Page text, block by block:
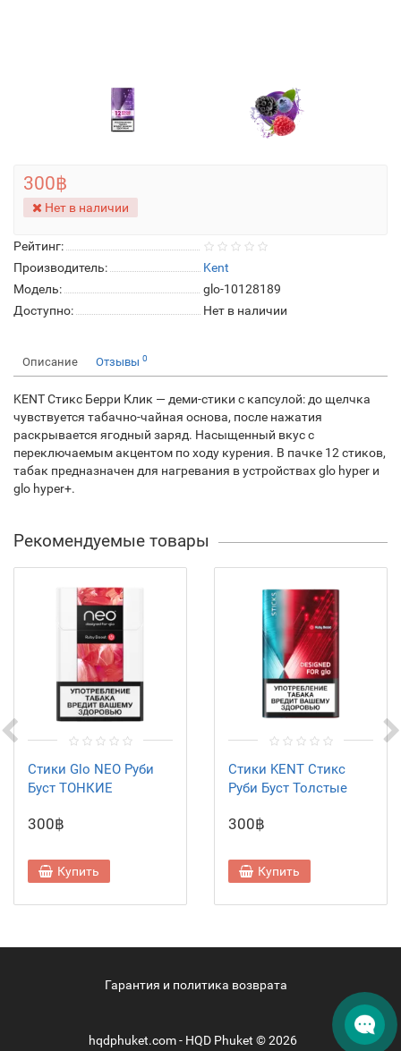
Рейтинг:
Производитель:
Kent
Модель:
glo-10128189
Доступно:
Нет в наличии
300฿
Нет в наличии
Описание Отзывы 0
KENT Стикс Берри Клик — деми-стики с капсулой: до щелчка
чувствуется табачно-чайная основа, после нажатия
раскрывается ягодный заряд. Насыщенный вкус с
переключаемым акцентом по ходу курения. В пачке 12 стиков,
табак предназначен для нагревания в устройствах glo hyper и
glo hyper+.
Рекомендуемые товары
Стики Glo NEO Руби
Буст ТОНКИЕ
300฿
Купить
Стики KENT Стикс
Руби Буст Толстые
300฿
Купить
Гарантия и политика возврата
hqdphuket.com - HQD Phuket © 2026